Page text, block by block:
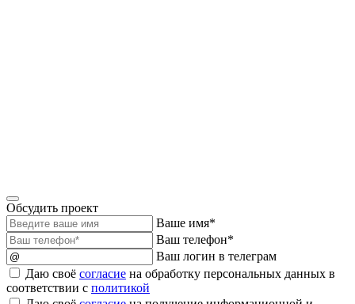
Обсудить проект
Ваше имя*
Ваш телефон*
Ваш логин в телеграм
Даю своё согласие на обработку персональных данных в
соответствии с политикой